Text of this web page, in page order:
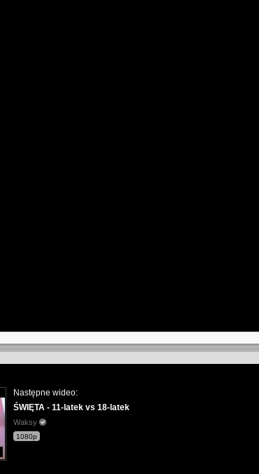
Następne wideo:
ŚWIĘTA - 11-latek vs 18-latek
Waksy
1080p